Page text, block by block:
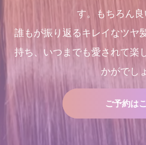
す。もちろん良
誰もが振り返るキレイなツヤ
持ち、いつまでも愛されて楽
かがでし
ご予約は